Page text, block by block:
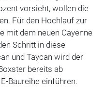
vorsieht, wollen die
Für den Hochlauf zur
mit dem neuen Cayenne
Schritt in diese
und Taycan wird der
bereits ab
Baureihe einführen.